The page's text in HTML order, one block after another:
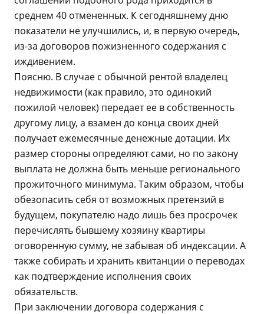
среднем 40 отмененных. К сегодняшнему дню
показатели не улучшились, и, в первую очередь,
из-за договоров пожизненного содержания с
иждивением.
Поясню. В случае с обычной рентой владелец
недвижимости (как правило, это одинокий
пожилой человек) передает ее в собственность
другому лицу, а взамен до конца своих дней
получает ежемесячные денежные дотации. Их
размер стороны определяют сами, но по закону
выплата не должна быть меньше регионального
прожиточного минимума. Таким образом, чтобы
обезопасить себя от возможных претензий в
будущем, покупателю надо лишь без просрочек
перечислять бывшему хозяину квартиры
оговоренную сумму, не забывая об индексации. А
также собирать и хранить квитанции о переводах
как подтверждение исполнения своих
обязательств.
При заключении договора содержания с